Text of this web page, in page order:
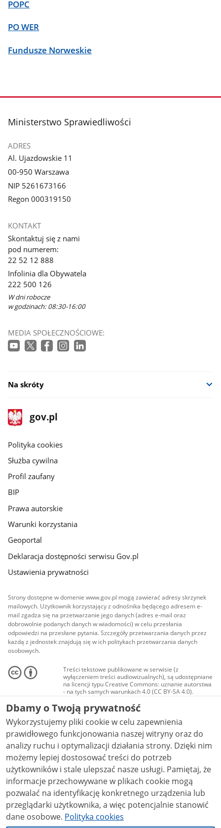
POPC
PO WER
Fundusze Norweskie
stopka
Ministerstwo Sprawiedliwości
ADRES
Al. Ujazdowskie 11
00-950 Warszawa
NIP 5261673166
Regon 000319150
KONTAKT
Skontaktuj się z nami
pod numerem:
22 52 12 888
Infolinia dla Obywatela
222 500 126
W dni robocze
w godzinach: 08:30-16:00
MEDIA SPOŁECZNOŚCIOWE:
Na skróty
stopka
gov.pl
Strona
gov.pl
gov.pl
Polityka cookies
Służba cywilna
Profil zaufany
BIP
Prawa autorskie
Warunki korzystania
Geoportal
Deklaracja dostępności serwisu Gov.pl
Ustawienia prywatności
Strony dostępne w domenie www.gov.pl mogą zawierać adresy skrzynek
mailowych. Użytkownik korzystający z odnośnika będącego adresem e-
mail zgadza się na przetwarzanie jego danych (adres e-mail oraz
dobrowolnie podanych danych w wiadomości) w celu przesłania
odpowiedzi na przesłane pytania. Szczegóły przetwarzania danych przez
każdą z jednostek znajdują się w ich politykach przetwarzania danych
osobowych.
Treści tekstowe publikowane w serwisie (z
wyłączeniem treści audiowizualnych), są udostępniane
na licencji typu Creative Commons: uznanie autorstwa
- na tych samych warunkach 4.0 (CC BY-SA 4.0).
Materiały audiowizualne, w tym zdjęcia, materiały
audio i wideo, są udostępniane na licencji typu
Creative Commons: uznanie autorstwa użycie
niekomercyjne - bez utworów zależnych 4.0 (CC BY-
NC-ND 4.0), o ile nie jest to stwierdzone inaczej.
Dbamy o Twoją prywatność
Wykorzystujemy pliki cookie w celu zapewnienia
prawidłowego funkcjonowania naszej witryny oraz do
analizy ruchu i optymalizacji działania strony. Dzięki nim
możemy lepiej dostosować treści do potrzeb
użytkowników i stale ulepszać nasze usługi. Pamiętaj, że
informacje przechowywane w plikach cookie mogą
pozwalać na identyfikację konkretnego urządzenia lub
przeglądarki użytkownika, a więc potencjalnie stanowić
dane osobowe. Polityka cookies